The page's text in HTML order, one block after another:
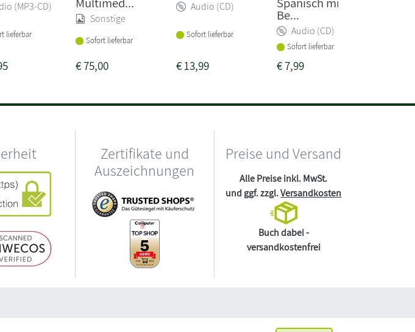
(MP3-CD)
lieferbar
Sonstige
Sofort lieferbar
€75,00
Audio (CD)
Sofort lieferbar
€13,99
Be...
Audio (CD)
Sofort lieferbar
€7,99
Zertifikate und
Auszeichnungen
Preise und Versand
Alle Preise inkl. MwSt.
und ggf. zzgl.Versandkosten
Buch dabei -
versandkostenfrei